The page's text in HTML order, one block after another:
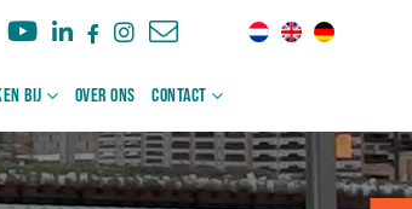
bij Over ons Contact